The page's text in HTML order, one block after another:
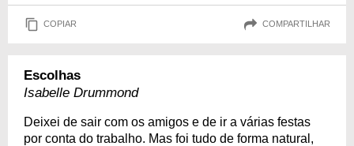
COPIAR COMPARTILHAR
Escolhas
Isabelle Drummond
Deixei de sair com os amigos e de ir a várias festas
por conta do trabalho. Mas foi tudo de forma natural,